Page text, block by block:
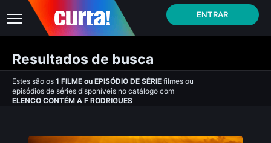
ENTRAR
Resultados de busca
Estes são os 1 FILME ou EPISÓDIO DE SÉRIE filmes ou
episódios de séries disponíveis no catálogo com
ELENCO CONTÉM A F RODRIGUES